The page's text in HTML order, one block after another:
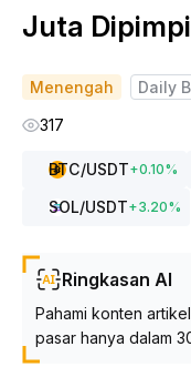
Juta
Menengah
Daily
317
BTC/USDT+0.10%
SOL/USDT+3.20%
Ringkasan AI
Pahami konten
pasar hanya dalam